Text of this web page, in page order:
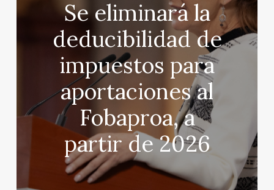
Se eliminará la
deducibilidad de
impuestos para
aportaciones al
Fobaproa, a
partir de 2026